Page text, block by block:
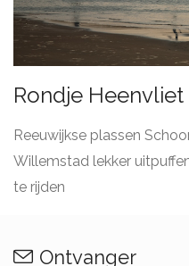
Rondje Heenvliet
Reeuwijkse plassen
Willemstad lekker
te rijden
Ontvanger